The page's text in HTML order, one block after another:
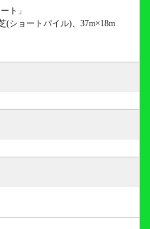
ト」
(ショートパイル)、37m×18m